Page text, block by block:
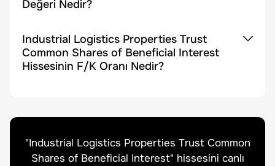
Değeri Nedir?
Industrial Logistics Properties Trust
Common Shares of Beneficial Interest
Hissesinin F/K Oranı Nedir?
"Industrial Logistics Properties Trust Common
Shares of Beneficial Interest" hissesini canlı